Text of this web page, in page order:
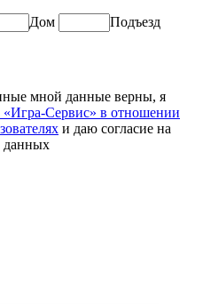
Дом Подъезд
мной данные верны, я
Сервис» в отношении
и даю согласие на
данных